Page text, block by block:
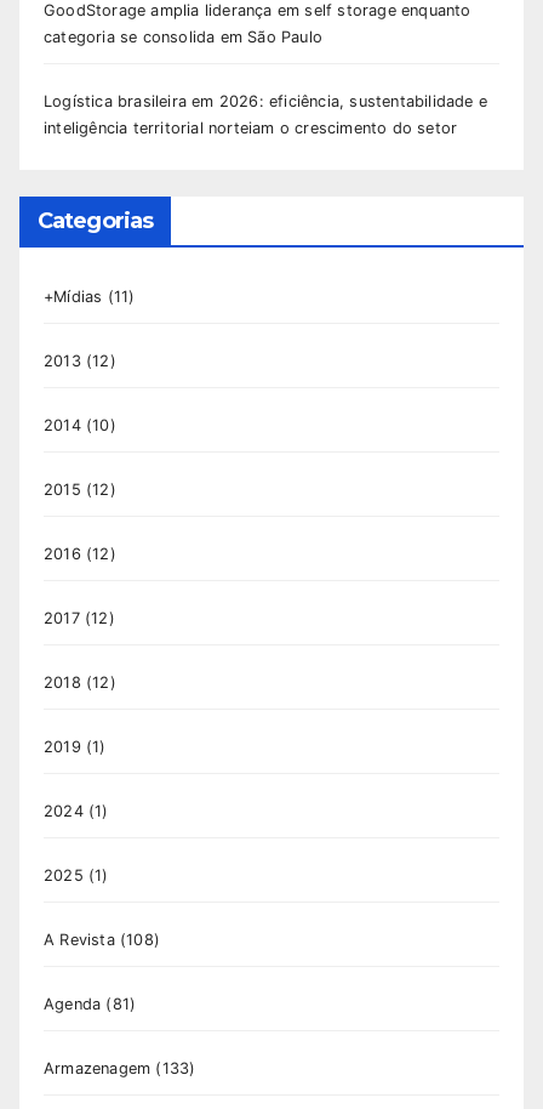
GoodStorage amplia liderança em self storage enquanto
categoria se consolida em São Paulo
Logística brasileira em 2026: eficiência, sustentabilidade e
inteligência territorial norteiam o crescimento do setor
Categorias
+Mídias (11)
2013(12)
2014(10)
2015 (12)
2016 (12)
2017(12)
2018 (12)
2019 (1)
2024(1)
2025 (1)
A Revista(108)
Agenda (81)
Armazenagem (133)